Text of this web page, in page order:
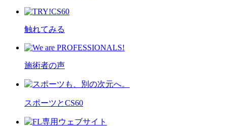
触れてみる
施術者の声
スポーツとCS60